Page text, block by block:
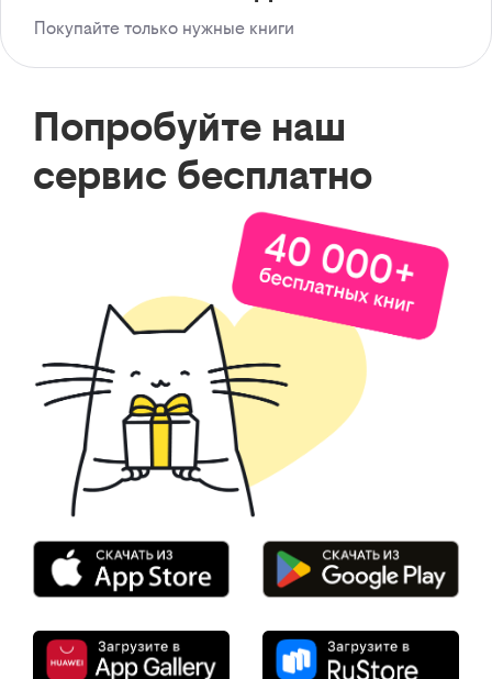
Покупайте только нужные книги
Попробуйте наш
сервис бесплатно